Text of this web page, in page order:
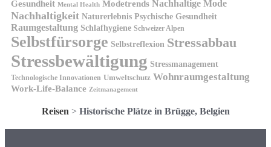
Gesundheit Mental Health Modetrends Nachhaltige Mode
Nachhaltigkeit Naturerlebnis Psychische Gesundheit
Raumgestaltung Schlafhygiene Schweizer Alpen
Selbstfürsorge Selbstreflexion Stressabbau
Stressbewältigung Stressmanagement
Technologische Innovationen Umweltschutz Wohnraumgestaltung
Work-Life-Balance Zeitmanagement
Reisen > Historische Plätze in Brügge, Belgien